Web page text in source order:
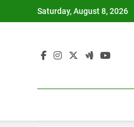
to
Saturday, August 8, 2026